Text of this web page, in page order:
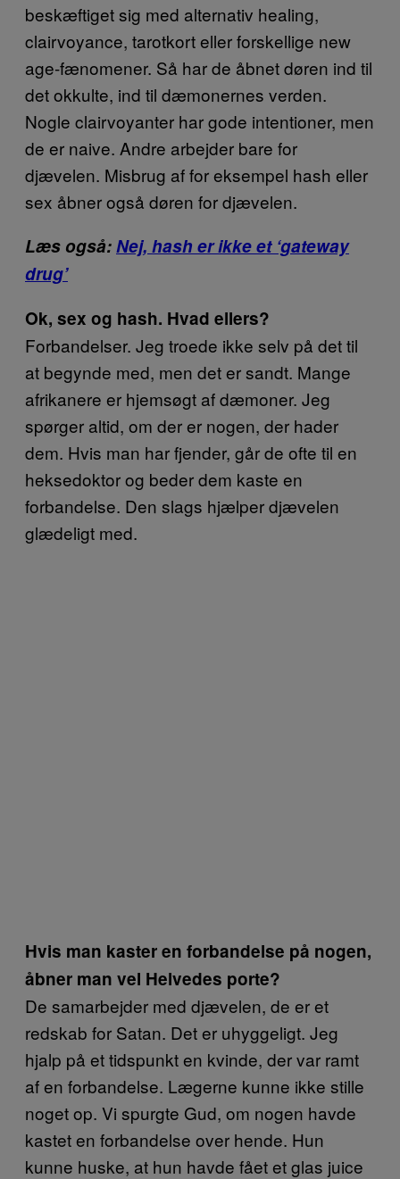
beskæftiget sig med alternativ healing,
clairvoyance, tarotkort eller forskellige new
age-fænomener. Så har de åbnet døren ind til
det okkulte, ind til dæmonernes verden.
Nogle clairvoyanter har gode intentioner, men
de er naive. Andre arbejder bare for
djævelen. Misbrug af for eksempel hash eller
sex åbner også døren for djævelen.
Læs også:Nej, hash er ikke et ‘gateway
drug’
Ok, sex og hash. Hvad ellers?
Forbandelser. Jeg troede ikke selv på det til
at begynde med, men det er sandt. Mange
afrikanere er hjemsøgt af dæmoner. Jeg
spørger altid, om der er nogen, der hader
dem. Hvis man har fjender, går de ofte til en
heksedoktor og beder dem kaste en
forbandelse. Den slags hjælper djævelen
glædeligt med.
Hvis man kaster en forbandelse på nogen,
åbner man vel Helvedes porte?
De samarbejder med djævelen, de er et
redskab for Satan. Det er uhyggeligt. Jeg
hjalp på et tidspunkt en kvinde, der var ramt
af en forbandelse. Lægerne kunne ikke stille
noget op. Vi spurgte Gud, om nogen havde
kastet en forbandelse over hende. Hun
kunne huske, at hun havde fået et glas juice